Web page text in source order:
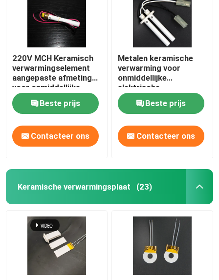
220V MCH Keramisch
verwarmingselement
aangepaste afmeting
voor onmiddellijke
warme
waterverwarming
Beste prijs
Contacteer ons
Metalen keramische
verwarming voor
onmiddellijke
elektrische
waterverwarming
Beste prijs
Contacteer ons
Keramische verwarmingsplaat (23)